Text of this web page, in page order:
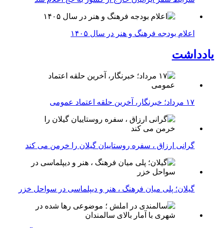
اعلام بودجه فرهنگ و هنر در سال ۱۴۰۵
یادداشت
۱۷ مرداد؛ خبرنگار، آخرین حلقه اعتماد عمومی
گرانی ارزاق ، سفره روستاییان گیلان را خرمن می کند
گیلان؛ پلی میان فرهنگ ، هنر و دیپلماسی در سواحل خزر